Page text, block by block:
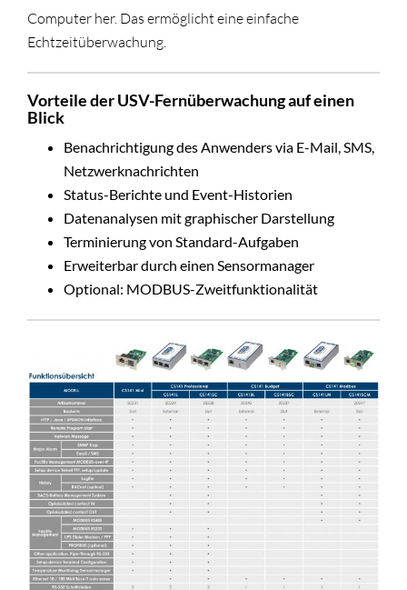
Computer her. Das ermöglicht eine einfache
Echtzeitüberwachung.
Vorteile der USV-Fernüberwachung auf einen
Blick
Benachrichtigung des Anwenders via E-Mail, SMS,
Netzwerknachrichten
Status-Berichte und Event-Historien
Datenanalysen mit graphischer Darstellung
Terminierung von Standard-Aufgaben
Erweiterbar durch einen Sensormanager
Optional: MODBUS-Zweitfunktionalität